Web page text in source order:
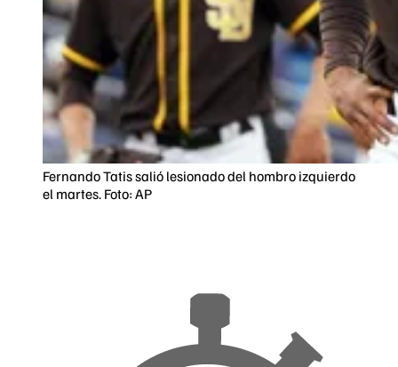
Fernando Tatis salió lesionado del hombro izquierdo
el martes. Foto: AP